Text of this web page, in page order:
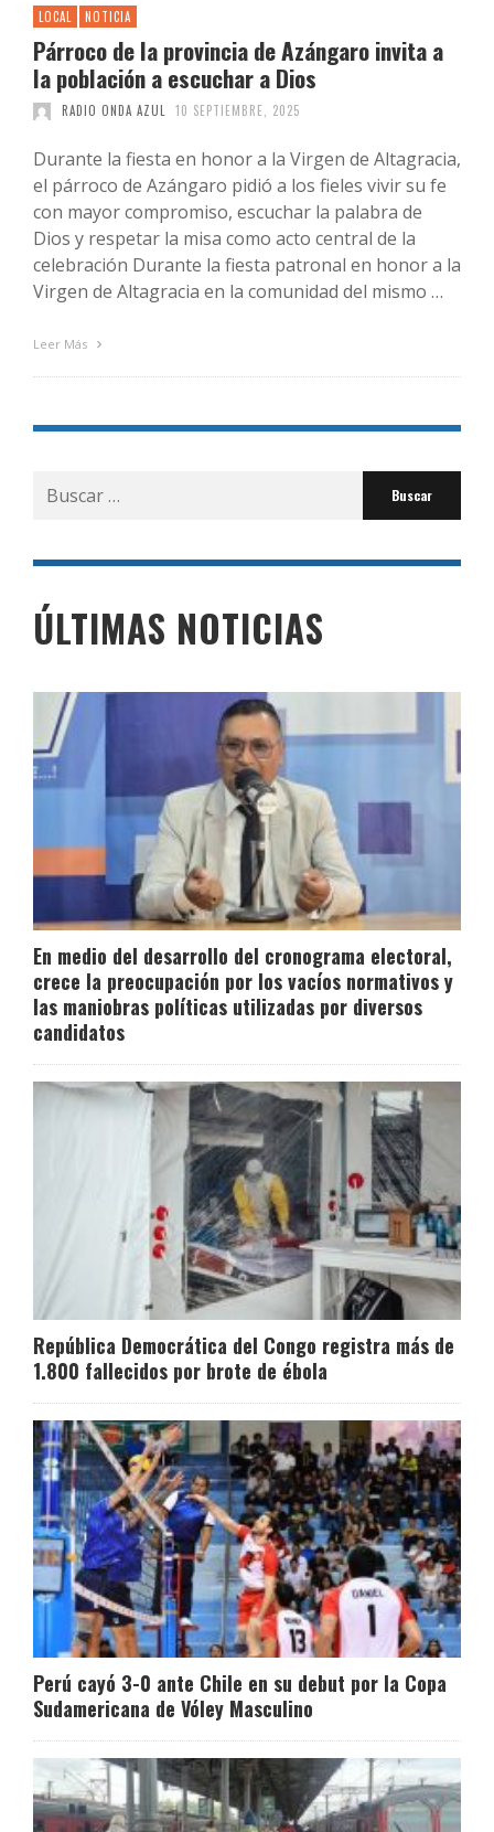
LOCAL NOTICIA
Párroco de la provincia de Azángaro invita a
la población a escuchar a Dios
RADIO ONDA AZUL 10 SEPTIEMBRE, 2025
Durante la fiesta en honor a la Virgen de Altagracia,
el párroco de Azángaro pidió a los fieles vivir su fe
con mayor compromiso, escuchar la palabra de
Dios y respetar la misa como acto central de la
celebración Durante la fiesta patronal en honor a la
Virgen de Altagracia en la comunidad del mismo …
Leer Más
Buscar
por:
ÚLTIMAS NOTICIAS
En medio del desarrollo del cronograma electoral,
crece la preocupación por los vacíos normativos y
las maniobras políticas utilizadas por diversos
candidatos
República Democrática del Congo registra más de
1.800 fallecidos por brote de ébola
Perú cayó 3-0 ante Chile en su debut por la Copa
Sudamericana de Vóley Masculino